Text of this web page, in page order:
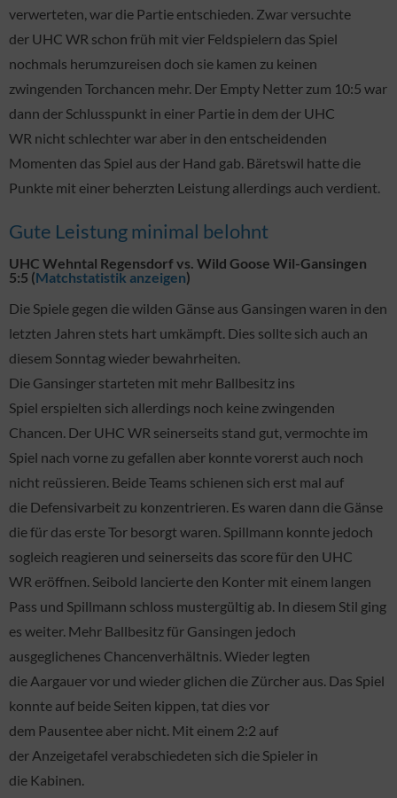
verwerteten, war die Partie entschieden. Zwar versuchte
der UHC WR schon früh mit vier Feldspielern das Spiel
nochmals herumzureisen doch sie kamen zu keinen
zwingenden Torchancen mehr. Der Empty Netter zum 10:5 war
dann der Schlusspunkt in einer Partie in dem der UHC
WR nicht schlechter war aber in den entscheidenden
Momenten das Spiel aus der Hand gab. Bäretswil hatte die
Punkte mit einer beherzten Leistung allerdings auch verdient.
Gute Leistung minimal belohnt
UHC Wehntal Regensdorf vs. Wild Goose Wil-Gansingen
5:5 (Matchstatistik anzeigen)
Die Spiele gegen die wilden Gänse aus Gansingen waren in den
letzten Jahren stets hart umkämpft. Dies sollte sich auch an
diesem Sonntag wieder bewahrheiten.
Die Gansinger starteten mit mehr Ballbesitz ins
Spiel erspielten sich allerdings noch keine zwingenden
Chancen. Der UHC WR seinerseits stand gut, vermochte im
Spiel nach vorne zu gefallen aber konnte vorerst auch noch
nicht reüssieren. Beide Teams schienen sich erst mal auf
die Defensivarbeit zu konzentrieren. Es waren dann die Gänse
die für das erste Tor besorgt waren. Spillmann konnte jedoch
sogleich reagieren und seinerseits das score für den UHC
WR eröffnen. Seibold lancierte den Konter mit einem langen
Pass und Spillmann schloss mustergültig ab. In diesem Stil ging
es weiter. Mehr Ballbesitz für Gansingen jedoch
ausgeglichenes Chancenverhältnis. Wieder legten
die Aargauer vor und wieder glichen die Zürcher aus. Das Spiel
konnte auf beide Seiten kippen, tat dies vor
dem Pausentee aber nicht. Mit einem 2:2 auf
der Anzeigetafel verabschiedeten sich die Spieler in
die Kabinen.